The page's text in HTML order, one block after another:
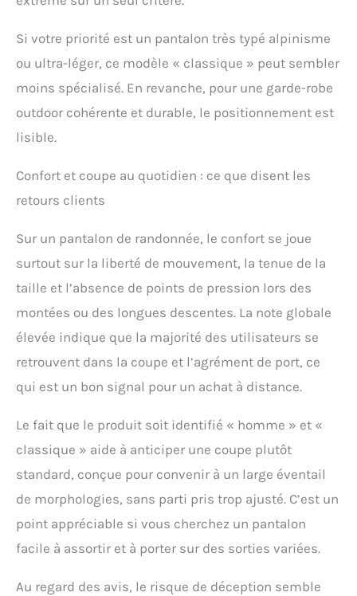
Si votre priorité est un pantalon très typé alpinisme
ou ultra-léger, ce modèle « classique » peut sembler
moins spécialisé. En revanche, pour une garde-robe
outdoor cohérente et durable, le positionnement est
lisible.
Confort et coupe au quotidien : ce que disent les
retours clients
Sur un pantalon de randonnée, le confort se joue
surtout sur la liberté de mouvement, la tenue de la
taille et l’absence de points de pression lors des
montées ou des longues descentes. La note globale
élevée indique que la majorité des utilisateurs se
retrouvent dans la coupe et l’agrément de port, ce
qui est un bon signal pour un achat à distance.
Le fait que le produit soit identifié « homme » et «
classique » aide à anticiper une coupe plutôt
standard, conçue pour convenir à un large éventail
de morphologies, sans parti pris trop ajusté. C’est un
point appréciable si vous cherchez un pantalon
facile à assortir et à porter sur des sorties variées.
Au regard des avis, le risque de déception semble